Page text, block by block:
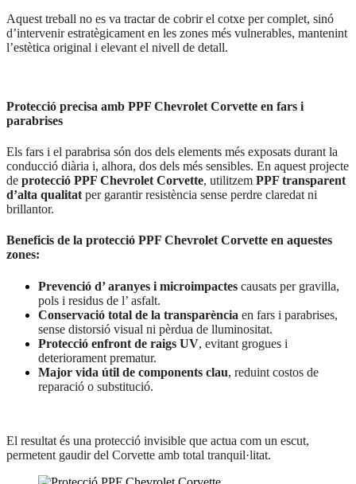
Aquest treball no es va tractar de cobrir el cotxe per complet, sinó
d’intervenir estratègicament en les zones més vulnerables, mantenint
l’estètica original i elevant el nivell de detall.
Protecció precisa amb PPF Chevrolet Corvette en fars i
parabrises
Els fars i el parabrisa són dos dels elements més exposats durant la
conducció diària i, alhora, dos dels més sensibles. En aquest projecte
de protecció PPF Chevrolet Corvette, utilitzem PPF transparent
d’alta qualitat per garantir resistència sense perdre claredat ni
brillantor.
Beneficis de la protecció PPF Chevrolet Corvette en aquestes
zones:
Prevenció d’ aranyes i microimpactes causats per gravilla,
pols i residus de l’ asfalt.
Conservació total de la transparència en fars i parabrises,
sense distorsió visual ni pèrdua de lluminositat.
Protecció enfront de raigs UV, evitant grogues i
deteriorament prematur.
Major vida útil de components clau, reduint costos de
reparació o substitució.
El resultat és una protecció invisible que actua com un escut,
permetent gaudir del Corvette amb total tranquil·litat.